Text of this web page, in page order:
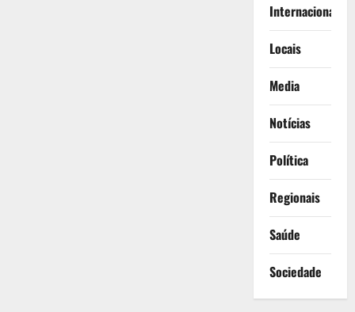
Internacionais
Locais
Media
Notícias
Política
Regionais
Saúde
Sociedade